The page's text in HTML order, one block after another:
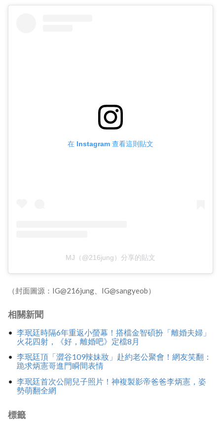
在 Instagram 查看這則貼文
MJ（@216jung）分享的貼文
（封面圖源：IG@216jung、IG@sangyeob）
相關新聞
李珉廷時隔6年重返小螢幕！搭檔金智碩扮「離婚夫婦」
火花四射，《好，離婚吧》定檔8月
李珉廷頂「澀谷109辣妹妝」赴約老公聚會！網友笑翻：
跪求炳憲哥進門瞬間表情
李珉廷首次公開兒子照片！神複製影帝爸爸李炳憲，姿
勢萌翻全網
標籤